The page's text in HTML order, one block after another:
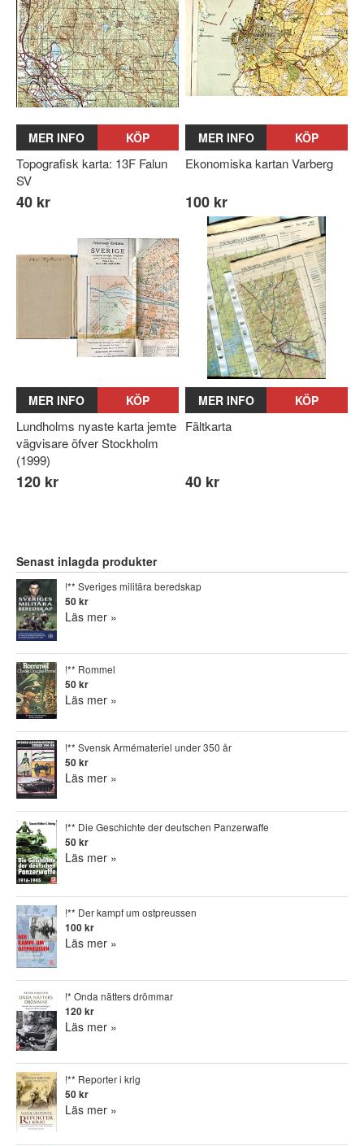
MER INFO KÖP
Topografisk karta: 13F Falun
SV
40 kr
MER INFO KÖP
Ekonomiska kartan Varberg
100 kr
MER INFO KÖP
Lundholms nyaste karta jemte
vägvisare öfver Stockholm
(1999)
120 kr
MER INFO KÖP
Fältkarta
40 kr
Senast inlagda produkter
!** Sveriges militära beredskap
50 kr
Läs mer »
!** Rommel
50 kr
Läs mer »
!** Svensk Armémateriel under 350 år
50 kr
Läs mer »
!** Die Geschichte der deutschen Panzerwaffe
50 kr
Läs mer »
!** Der kampf um ostpreussen
100 kr
Läs mer »
!* Onda nätters drömmar
120 kr
Läs mer »
!** Reporter i krig
50 kr
Läs mer »